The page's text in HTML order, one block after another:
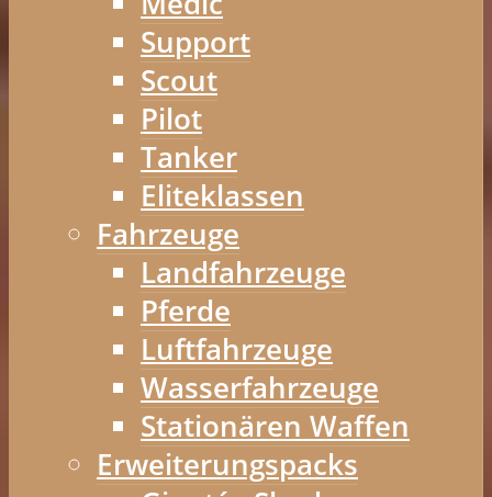
Support
Scout
Pilot
Tanker
Eliteklassen
Fahrzeuge
Landfahrzeuge
Pferde
Luftfahrzeuge
Wasserfahrzeuge
Stationären Waffen
Erweiterungspacks